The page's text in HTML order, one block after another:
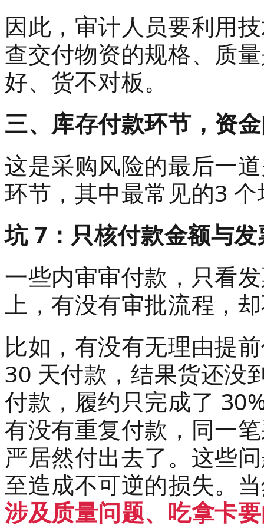
因此，审计人员要利用
查交付物资的规格、质
好、货不对板。
三、库存付款环节，资
这是采购风险的最后一
环节，其中最常见的3
坑 7：只核付款金额与
一些内审审付款，只看
上，有没有审批流程，
比如，有没有无理由提
30 天付款，结果货还没
付款，履约只完成了
有没有重复付款，同一
严居然付出去了。这些
至造成不可逆的损失。
涉及质量问题、吃拿卡